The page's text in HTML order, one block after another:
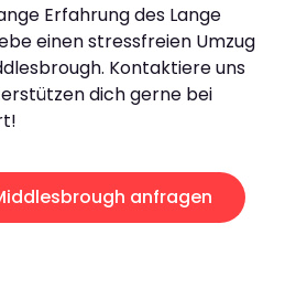
Erfahrung des Lange
einen stressfreien Umzug
Kontaktiere uns
dich gerne bei
anfragen